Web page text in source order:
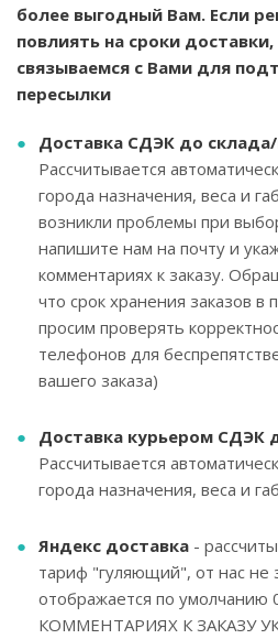
более выгодный Вам. Если
повлиять на сроки
связываемся с Вами для
пересылки
Доставка СДЭК до
Рассчитывается
города назначения, веса и
возникли проблемы при
напишите нам на почту и
комментариях к заказу.
что срок хранения заказов в
просим проверять
телефонов для
вашего заказа)
Доставка курьером СДЭК
Рассчитывается
города назначения, веса и
Яндекс доставка -
тариф "гуляющий", от нас не
отображается по умолчанию
КОММЕНТАРИЯХ К ЗАКАЗУ